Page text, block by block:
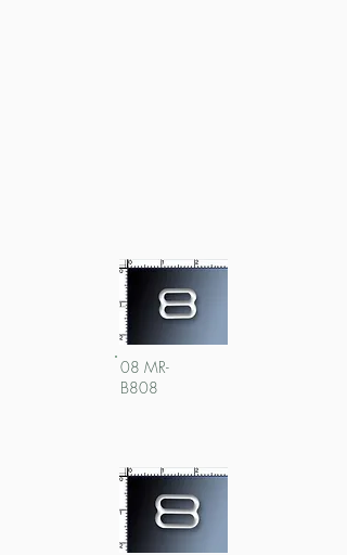
08 MR-
B808